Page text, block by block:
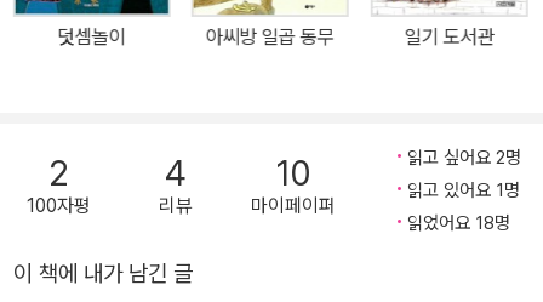
덧셈놀이 아씨방 일곱 동무 일기 도서관
2
100자평
4
리뷰
10
마이페이퍼
읽고 싶어요 2명
읽고 있어요 1명
읽었어요 18명
이 책에 내가 남긴 글